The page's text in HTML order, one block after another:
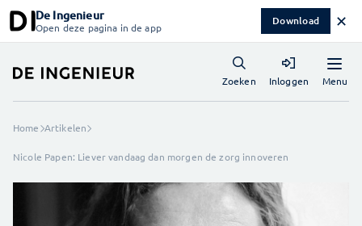
De Ingenieur
Open deze pagina in de app Download ✕
Menu
Zoeken Inloggen
Home Artikelen
Nicole Papen: Liever vandaag dan morgen de zorg innoveren